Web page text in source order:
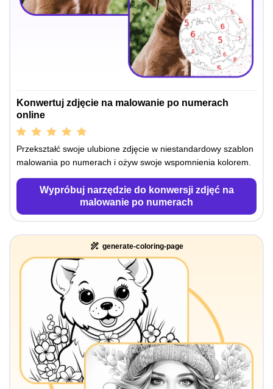
Konwertuj zdjęcie na malowanie po numerach
online
Przekształć swoje ulubione zdjęcie w niestandardowy szablon
malowania po numerach i ożyw swoje wspomnienia kolorem.
Wypróbuj narzędzie do konwersji zdjęć na
malowanie po numerach
generate-coloring-page